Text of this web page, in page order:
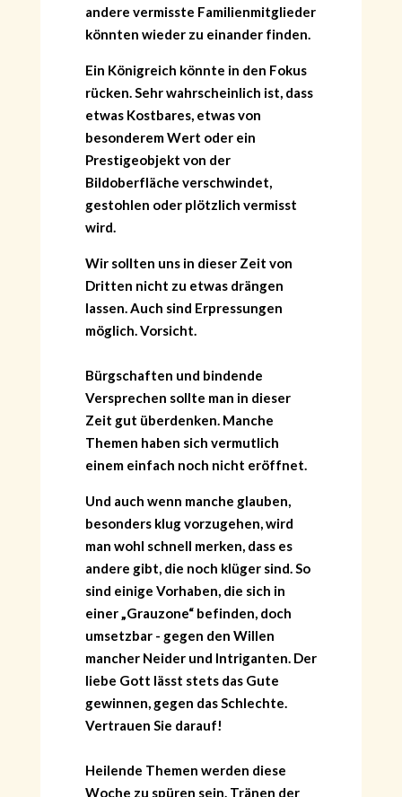
andere vermisste Familienmitglieder
könnten wieder zu einander finden.
Ein Königreich könnte in den Fokus
rücken. Sehr wahrscheinlich ist, dass
etwas Kostbares, etwas von
besonderem Wert oder ein
Prestigeobjekt von der
Bildoberfläche verschwindet,
gestohlen oder plötzlich vermisst
wird.
Wir sollten uns in dieser Zeit von
Dritten nicht zu etwas drängen
lassen. Auch sind Erpressungen
möglich. Vorsicht.
Bürgschaften und bindende
Versprechen sollte man in dieser
Zeit gut überdenken. Manche
Themen haben sich vermutlich
einem einfach noch nicht eröffnet.
Und auch wenn manche glauben,
besonders klug vorzugehen, wird
man wohl schnell merken, dass es
andere gibt, die noch klüger sind. So
sind einige Vorhaben, die sich in
einer „Grauzone“ befinden, doch
umsetzbar - gegen den Willen
mancher Neider und Intriganten. Der
liebe Gott lässt stets das Gute
gewinnen, gegen das Schlechte.
Vertrauen Sie darauf!
Heilende Themen werden diese
Woche zu spüren sein. Tränen der